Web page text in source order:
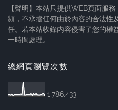
【聲明】本站只提供WEB頁面服
頻，不承擔任何由於內容的合法性
任。若本站收錄內容侵害了您的權
一時間處理。
總網頁瀏覽次數
1,786,433